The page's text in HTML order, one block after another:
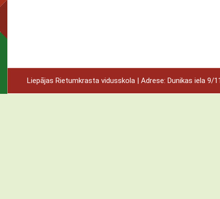
Liepājas Rietumkrasta vidusskola | Adrese: Dunikas iela 9/